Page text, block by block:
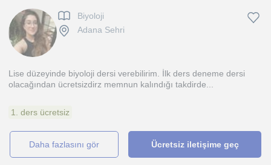
Biyoloji
Adana Sehri
Lise düzeyinde biyoloji dersi verebilirim. İlk ders deneme dersi
olacağından ücretsizdirz memnun kalındığı takdirde...
1. ders ücretsiz
daha fazlasını gör Ücretsiz iletişime geç